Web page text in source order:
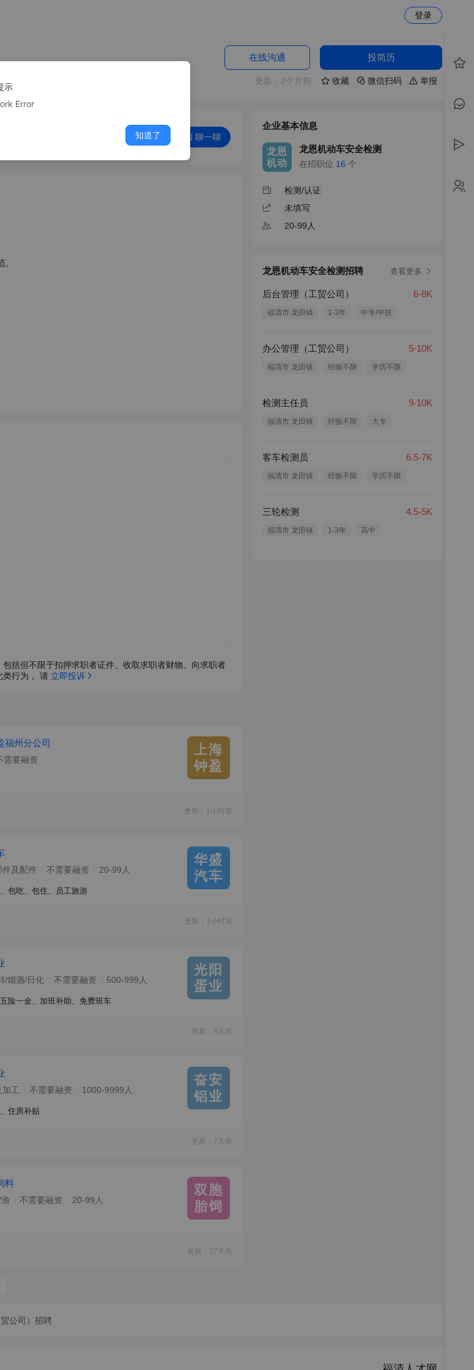
登录
在线沟通 投简历
更新：2个月前 收藏 微信扫码 举报
聊一聊
括但不限于扣押求职者证件、收取求职者财物、向求职者
类行为， 请 立即投诉
福州分公司
需要融资
上海
钟盈
更新：1小时前
及配件 不需要融资 20-99人
包吃、包住、员工旅游
华盛
汽车
更新：1小时前
/烟酒/日化 不需要融资 500-999人
险一金、加班补助、免费班车
光阳
蛋业
更新：4天前
加工 不需要融资 1000-9999人
住房补贴
奋安
铝业
更新：7天前
料
不需要融资 20-99人
双胞
胎饲
更新：27天前
企业基本信息
龙恩
机动
龙恩机动车安全检测
在招职位 16 个
检测/认证
未填写
20-99人
龙恩机动车安全检测招聘 查看更多
后台管理（工贸公司） 6-8K
福清市 龙田镇 1-3年 中专/中技
办公管理（工贸公司） 5-10K
福清市 龙田镇 经验不限 学历不限
检测主任员 9-10K
福清市 龙田镇 经验不限 大专
客车检测员 6.5-7K
福清市 龙田镇 经验不限 学历不限
三轮检测 4.5-5K
福清市 龙田镇 1-3年 高中
公司）招聘
示
Error
知道了